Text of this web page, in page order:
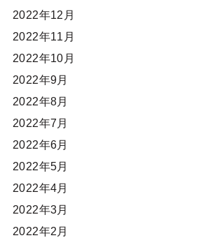
2022年12月
2022年11月
2022年10月
2022年9月
2022年8月
2022年7月
2022年6月
2022年5月
2022年4月
2022年3月
2022年2月